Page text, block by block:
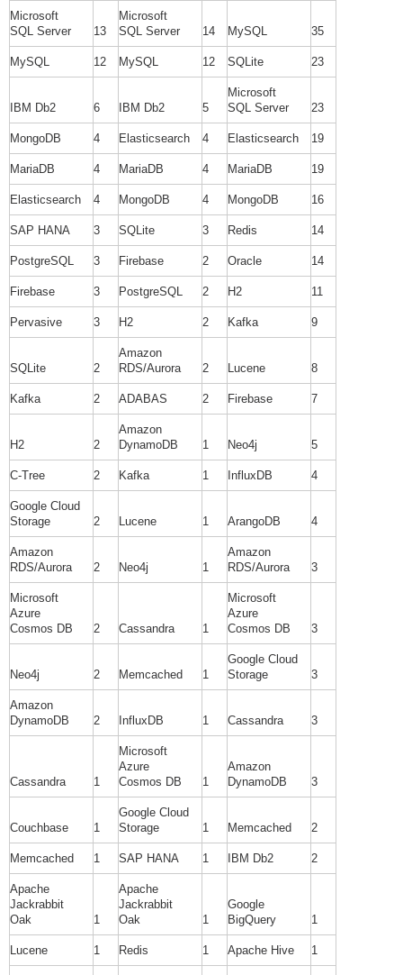
Microsoft
SQL Server
13
Microsoft
SQL Server
14 MySQL 35
MySQL 12 MySQL 12 SQLite 23
IBM Db2 6 IBM Db2 5
Microsoft
SQL Server
23
MongoDB 4 Elasticsearch 4 Elasticsearch 19
MariaDB 4 MariaDB 4 MariaDB 19
Elasticsearch 4 MongoDB 4 MongoDB 16
SAP HANA 3 SQLite 3 Redis 14
PostgreSQL 3 Firebase 2 Oracle 14
Firebase 3 PostgreSQL 2 H2 11
Pervasive 3 H2 2 Kafka 9
SQLite 2
Amazon
RDS/Aurora
2 Lucene 8
Kafka 2 ADABAS 2 Firebase 7
H2 2
Amazon
DynamoDB
1 Neo4j 5
C-Tree 2 Kafka 1 InfluxDB 4
Google Cloud
Storage
2 Lucene 1 ArangoDB 4
Amazon
RDS/Aurora
2 Neo4j 1
Amazon
RDS/Aurora
3
Microsoft
Azure
Cosmos DB
2 Cassandra 1
Microsoft
Azure
Cosmos DB
3
Neo4j 2 Memcached 1
Google Cloud
Storage
3
Amazon
DynamoDB
2 InfluxDB 1 Cassandra 3
Cassandra 1
Microsoft
Azure
Cosmos DB
1
Amazon
DynamoDB
3
Couchbase 1
Google Cloud
Storage
1 Memcached 2
Memcached 1 SAP HANA 1 IBM Db2 2
Apache
Jackrabbit
Oak
1
Apache
Jackrabbit
Oak
1
Google
BigQuery
1
Lucene 1 Redis 1 Apache Hive 1